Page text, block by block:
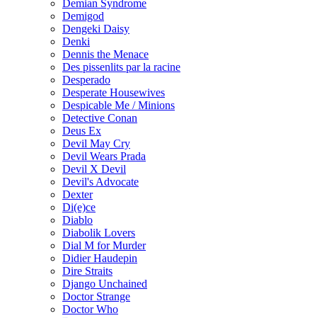
Demian Syndrome
Demigod
Dengeki Daisy
Denki
Dennis the Menace
Des pissenlits par la racine
Desperado
Desperate Housewives
Despicable Me / Minions
Detective Conan
Deus Ex
Devil May Cry
Devil Wears Prada
Devil X Devil
Devil's Advocate
Dexter
Di(e)ce
Diablo
Diabolik Lovers
Dial M for Murder
Didier Haudepin
Dire Straits
Django Unchained
Doctor Strange
Doctor Who